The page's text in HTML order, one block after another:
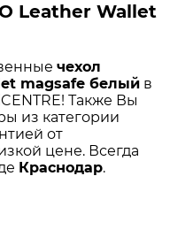
Leather Wallet
чехол
magsafe белый в
Также Вы
из категории
от
цене. Всегда
Краснодар.